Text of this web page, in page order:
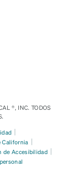
®, INC. TODOS
|
California |
de Accesibilidad |